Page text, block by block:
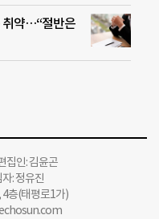
취약…“절반은
집인: 김윤곤
: 정유진
4층(태평로1가)